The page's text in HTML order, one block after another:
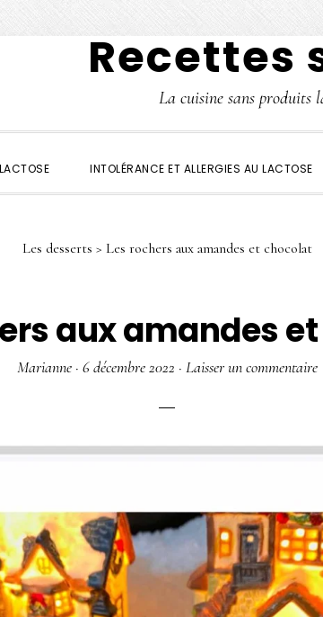
Recettes
La cuisine sans produits
INTOLÉRANCE ET ALLERGIES AU LACTOSE
Les desserts > Les rochers aux amandes et chocolat
aux amandes
Marianne· 6 décembre 2022 · Laisser un commentaire